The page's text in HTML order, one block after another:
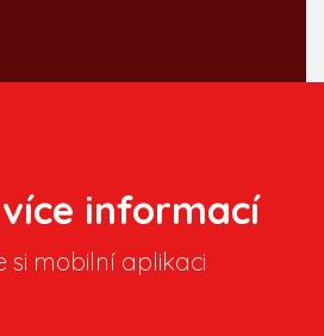
informací
si mobilní aplikaci